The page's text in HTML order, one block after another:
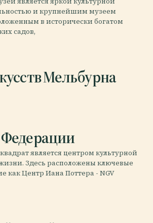
и крупнейшим музеем
в исторически богатом
садов,
Мельбурна
является центром культурной
Здесь расположены ключевые
как Центр Иана Поттера - NGV